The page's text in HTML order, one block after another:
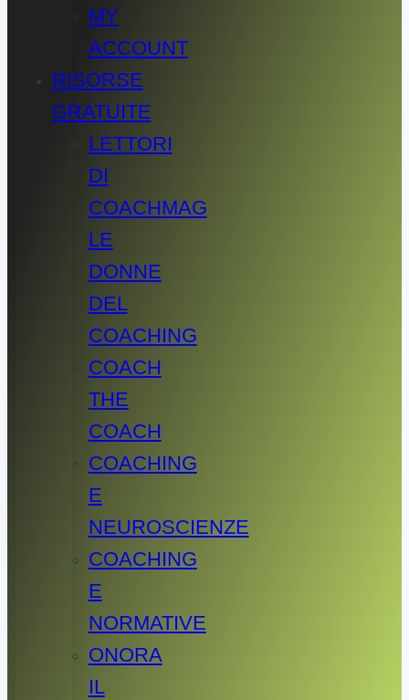
MY
ACCOUNT
RISORSE
GRATUITE
LETTORI
DI
COACHMAG
LE
DONNE
DEL
COACHING
COACH
THE
COACH
COACHING
E
NEUROSCIENZE
COACHING
E
NORMATIVE
ONORA
IL